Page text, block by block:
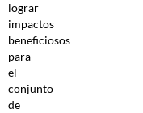
lograr
impactos
beneficiosos
para
el
conjunto
de